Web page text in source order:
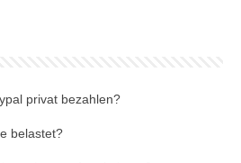
privat bezahlen?
belastet?